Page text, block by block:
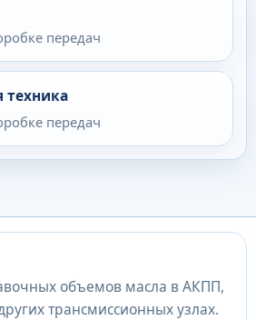
передач
передач
объемов масла в АКПП,
трансмиссионных узлах.